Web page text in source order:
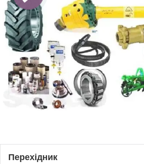
Перехiдник